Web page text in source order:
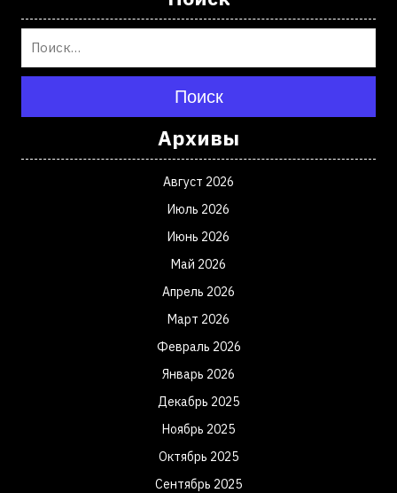
Поиск
Архивы
Август 2026
Июль 2026
Июнь 2026
Май 2026
Апрель 2026
Март 2026
Февраль 2026
Январь 2026
Декабрь 2025
Ноябрь 2025
Октябрь 2025
Сентябрь 2025